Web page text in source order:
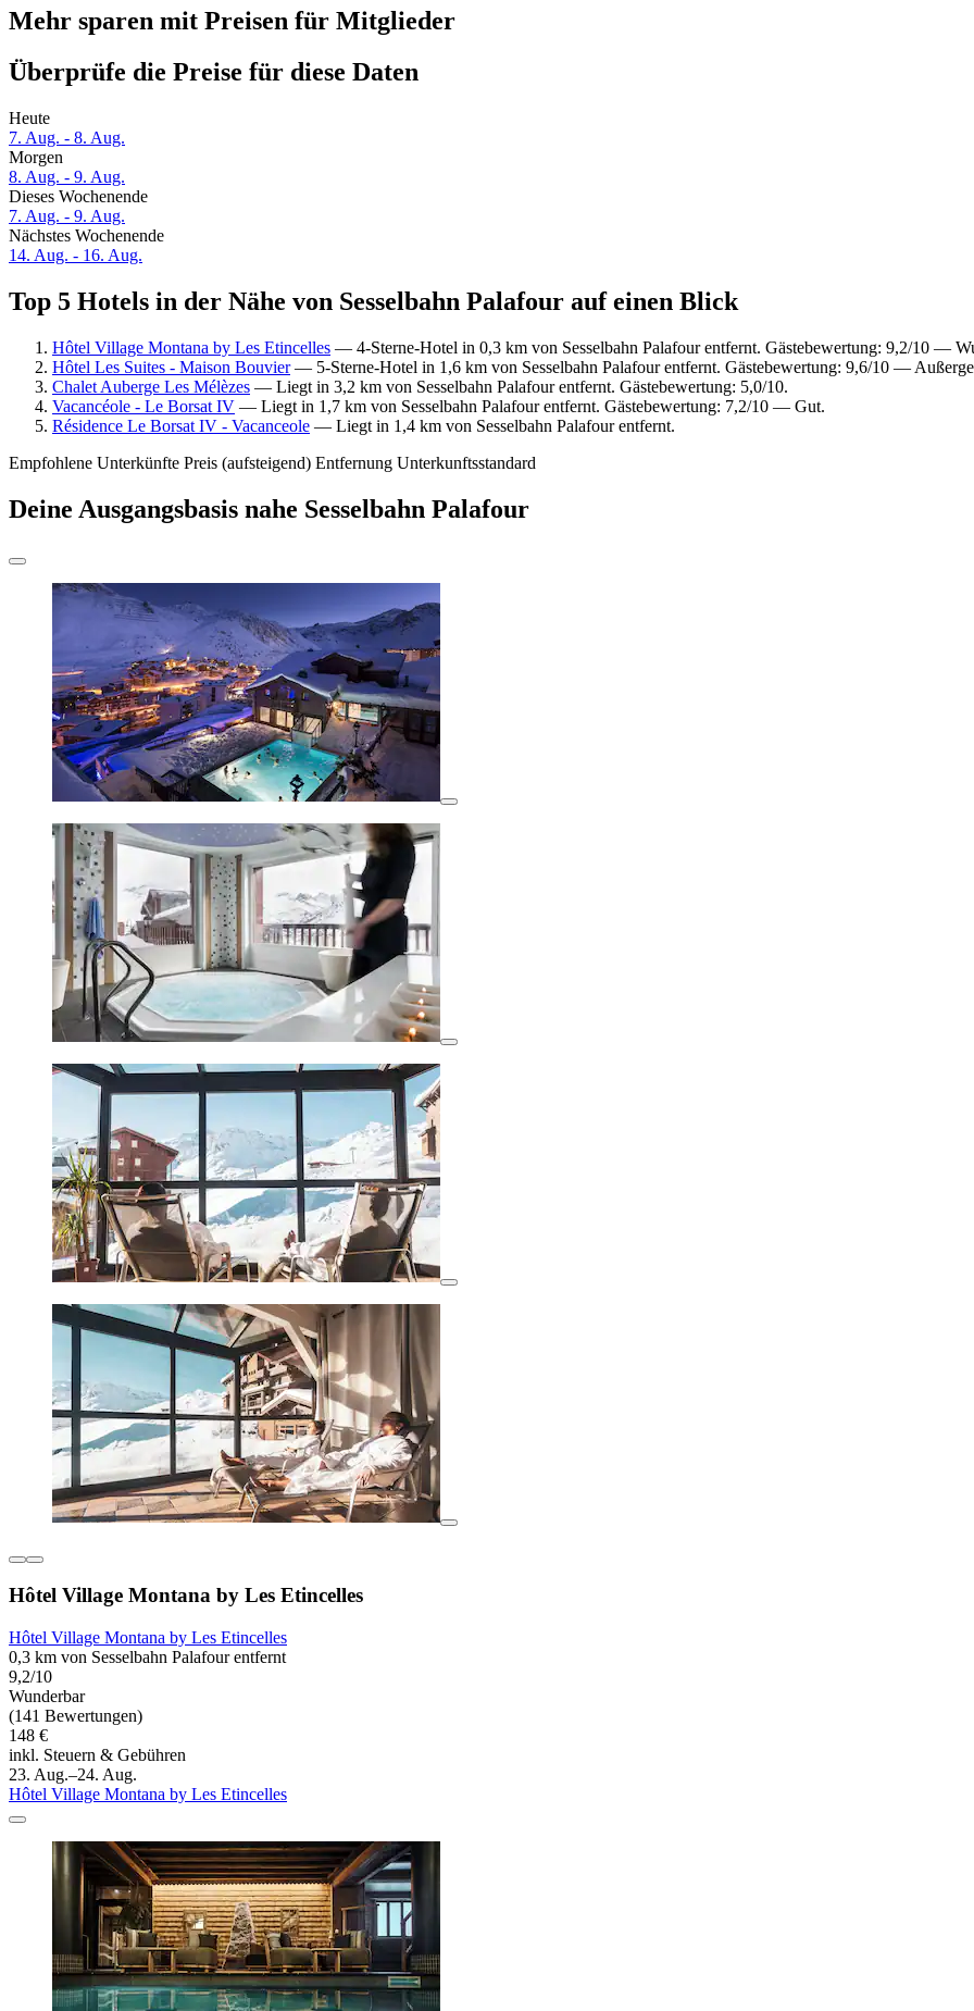
Mehr sparen mit Preisen für Mitglieder
Überprüfe die Preise für diese Daten
Heute
7. Aug. - 8. Aug.
Morgen
8. Aug. - 9. Aug.
Dieses Wochenende
7. Aug. - 9. Aug.
Nächstes Wochenende
14. Aug. - 16. Aug.
Top 5 Hotels in der Nähe von Sesselbahn Palafour auf einen Blick
Hôtel Village Montana by Les Etincelles — 4-Sterne-Hotel in 0,3 km von Sesselbahn Palafour entfernt. Gästebewertung: 9,2/10 —
Hôtel Les Suites - Maison Bouvier— 5-Sterne-Hotel in 1,6 km von Sesselbahn Palafour entfernt. Gästebewertung: 9,6/10 —
Chalet Auberge Les Mélèzes — Liegt in 3,2 km von Sesselbahn Palafour entfernt. Gästebewertung: 5,0/10.
Vacancéole - Le Borsat IV — Liegt in 1,7 km von Sesselbahn Palafour entfernt. Gästebewertung: 7,2/10 — Gut.
Résidence Le Borsat IV - Vacanceole — Liegt in 1,4 km von Sesselbahn Palafour entfernt.
Empfohlene Unterkünfte Preis (aufsteigend) Entfernung Unterkunftsstandard
Deine Ausgangsbasis nahe Sesselbahn Palafour
Hôtel Village Montana by Les Etincelles
Hôtel Village Montana by Les Etincelles
0,3 km von Sesselbahn Palafour entfernt
9,2/10
Wunderbar
(141 Bewertungen)
148 €
inkl. Steuern & Gebühren
23. Aug.–24. Aug.
Hôtel Village Montana by Les Etincelles